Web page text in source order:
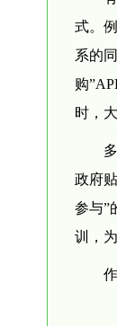
式。
系的
购
时，
政府
参与”
训，